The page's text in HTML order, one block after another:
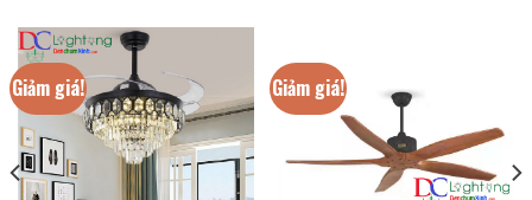
Giảm giá! Giảm giá!